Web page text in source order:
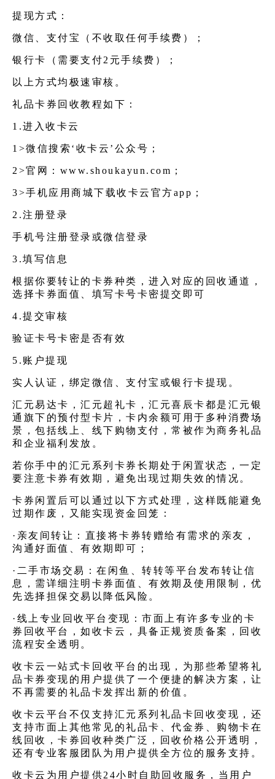
提现方式：
微信、支付宝（不收取任何手续费）；
银行卡（需要支付2元手续费）；
以上方式均极速审核。
礼品卡券回收教程如下：
1.进入收卡云
1>微信搜索‘收卡云’公众号；
2>官网： www.shoukayun.com ；
3>手机应用商城下载收卡云官方app；
2.注册登录
手机号注册登录或微信登录
3.填写信息
根据你要转让的卡券种类，进入对应的回收通道，
选择卡券面值、填写卡号卡密提交即可
4.提交审核
验证卡号卡密是否有效
5.账户提现
实人认证，绑定微信、支付宝或银行卡提现。
汇元易达卡，汇元超礼卡，汇元喜辰卡都是汇元银
通旗下的预付型卡片，卡内余额可用于多种消费场
景，包括线上、线下购物支付，常被作为商务礼品
和企业福利发放。
若你手中的汇元系列卡券长期处于闲置状态，一定
要注意卡券有效期，避免出现过期失效的情况。
卡券闲置后可以通过以下方式处理，这样既能避免
过期作废，又能实现资金回笼：
·亲友间转让：直接将卡券转赠给有需求的亲友，
沟通好面值、有效期即可；
·二手市场交易：在闲鱼、转转等平台发布转让信
息，需详细注明卡券面值、有效期及使用限制，优
先选择担保交易以降低风险。
·线上专业回收平台变现：市面上有许多专业的卡
券回收平台，如收卡云，具备正规资质备案，回收
流程安全透明。
收卡云一站式卡回收平台的出现，为那些希望将礼
品卡券变现的用户提供了一个便捷的解决方案，让
不再需要的礼品卡发挥出新的价值。
收卡云平台不仅支持汇元系列 礼品卡回收变现 ，还
支持市面上其他常见的礼品卡、代金券、购物卡在
线回收，卡券回收种类广泛，回收价格公开透明，
还有专业客服团队为用户提供全方位的服务支持。
收卡云为用户提供24小时自助回收服务，当用户